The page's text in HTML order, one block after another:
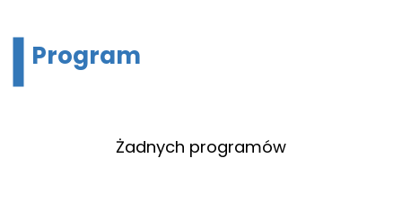
Program
Żadnych programów